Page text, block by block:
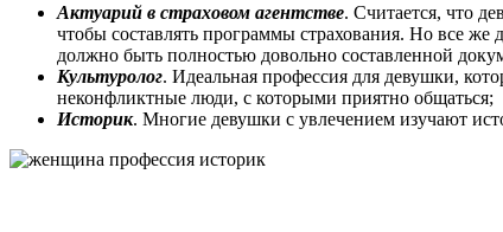
Актуарий в страховом агентстве. Считается, что
чтобы составлять программы страхования. Но все
должно быть полностью довольно составленной
Культуролог. Идеальная профессия для девушки,
неконфликтные люди, с которыми приятно общаться;
Историк. Многие девушки с увлечением изучают